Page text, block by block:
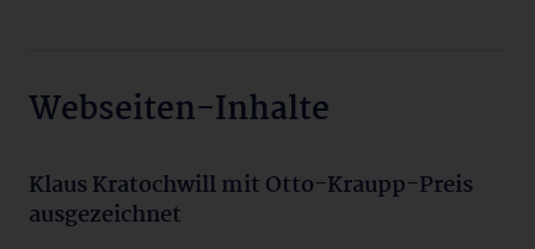
Webseiten-Inhalte
Klaus Kratochwill mit Otto-Kraupp-Preis
ausgezeichnet